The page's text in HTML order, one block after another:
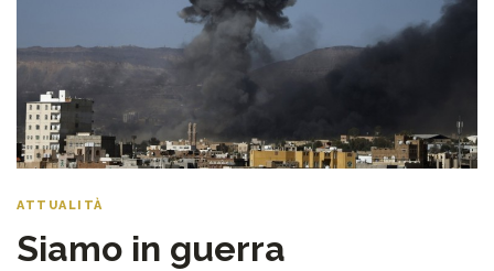
ATTUALITÀ
Siamo in guerra